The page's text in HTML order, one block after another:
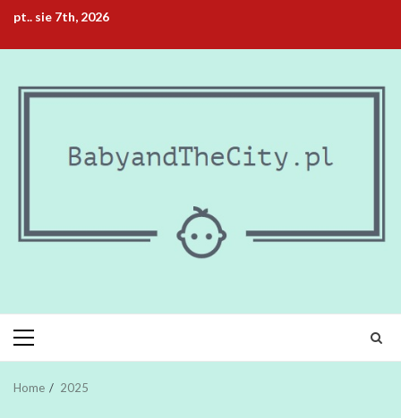
Skip
content
pt.. sie 7th, 2026
Primary
Menu
Home 2025